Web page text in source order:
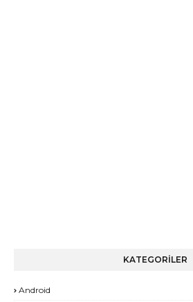
KATEGORİLER
Android